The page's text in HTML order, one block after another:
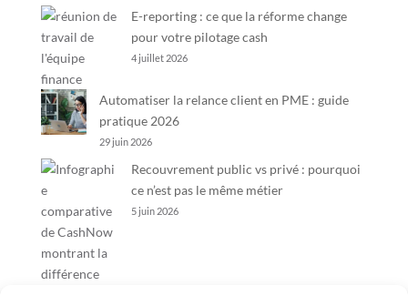
E-reporting : ce que la réforme change
pour votre pilotage cash
4 juillet 2026
Automatiser la relance client en PME : guide
pratique 2026
29 juin 2026
Recouvrement public vs privé : pourquoi
ce n’est pas le même métier
5 juin 2026